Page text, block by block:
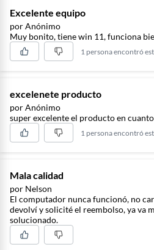
Excelente equipo
por Anónimo
Muy bonito, tiene win 11, funciona
1 persona encontró
excelenete producto
por Anónimo
super excelente el producto en
1 persona encontró
Mala calidad
por Nelson
El computador nunca funcionó, no carga el sistema operativo. Lo
devolví y solicité el reembolso, ya va más de un mes y no me han
solucionado.